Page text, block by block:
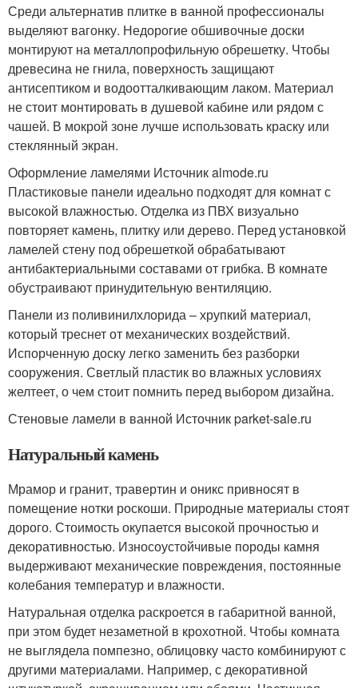
Среди альтернатив плитке в ванной профессионалы
выделяют вагонку. Недорогие обшивочные доски
монтируют на металлопрофильную обрешетку. Чтобы
древесина не гнила, поверхность защищают
антисептиком и водоотталкивающим лаком. Материал
не стоит монтировать в душевой кабине или рядом с
чашей. В мокрой зоне лучше использовать краску или
стеклянный экран.
Оформление ламелями Источник almode.ru
Пластиковые панели идеально подходят для комнат с
высокой влажностью. Отделка из ПВХ визуально
повторяет камень, плитку или дерево. Перед установкой
ламелей стену под обрешеткой обрабатывают
антибактериальными составами от грибка. В комнате
обустраивают принудительную вентиляцию.
Панели из поливинилхлорида – хрупкий материал,
который треснет от механических воздействий.
Испорченную доску легко заменить без разборки
сооружения. Светлый пластик во влажных условиях
желтеет, о чем стоит помнить перед выбором дизайна.
Стеновые ламели в ванной Источник parket-sale.ru
Натуральный камень
Мрамор и гранит, травертин и оникс привносят в
помещение нотки роскоши. Природные материалы стоят
дорого. Стоимость окупается высокой прочностью и
декоративностью. Износоустойчивые породы камня
выдерживают механические повреждения, постоянные
колебания температур и влажности.
Натуральная отделка раскроется в габаритной ванной,
при этом будет незаметной в крохотной. Чтобы комната
не выглядела помпезно, облицовку часто комбинируют с
другими материалами. Например, с декоративной